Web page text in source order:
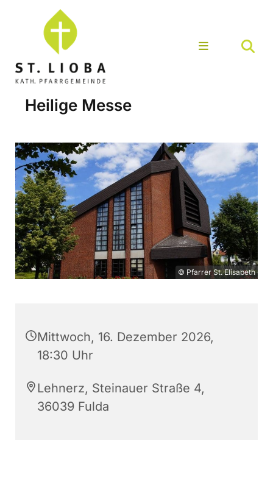
Heilige Messe
© Pfarrer St. Elisabeth
Mittwoch, 16. Dezember 2026,
18:30 Uhr
Lehnerz, Steinauer Straße 4,
36039 Fulda